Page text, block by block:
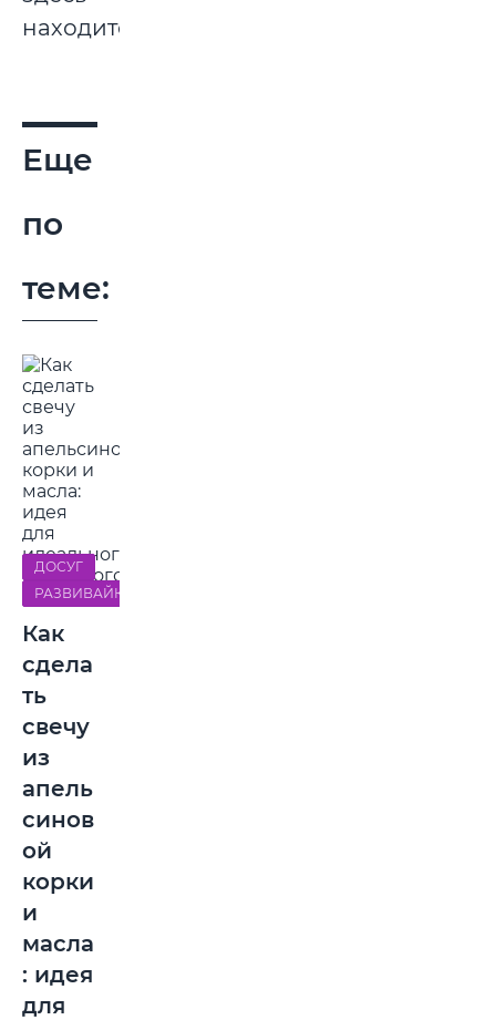
находится.
Еще
по
теме:
ДОСУГ
РАЗВИВАЙКА
Как
сдела
ть
свечу
из
апель
синов
ой
корки
и
масла
: идея
для